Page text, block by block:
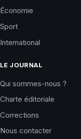
Économie
Sport
International
LE JOURNAL
Qui sommes-nous ?
Charte éditoriale
Corrections
Nous contacter